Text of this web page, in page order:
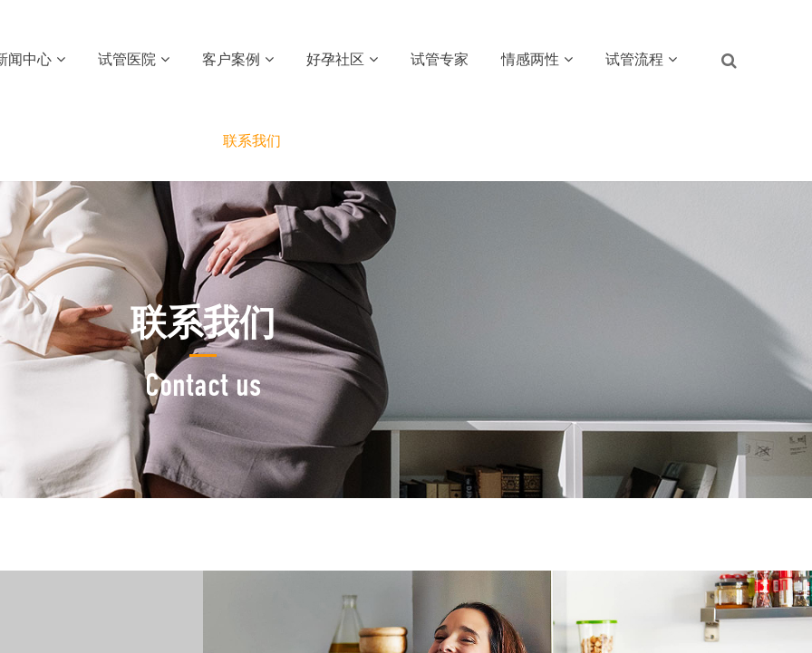
闻中心 试管医院 客户案例 好孕社区 试管专家 情感两性 试管流程
联系我们
联系我们
Contact us